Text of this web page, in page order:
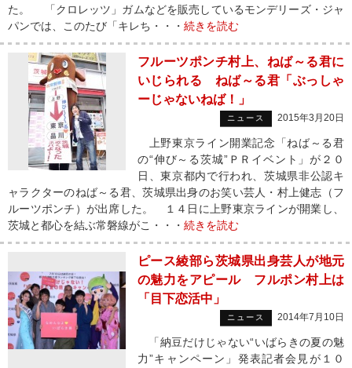
た。 「クロレッツ」ガムなどを販売しているモンデリーズ・ジャ
パンでは、このたび「キレち・・・ 続きを読む
フルーツポンチ村上、ねば～る君に
いじられる ねば～る君「ぶっしゃ
ーじゃないねば！」
ニュース 2015年3月20日
上野東京ライン開業記念「ねば～る君
の“伸び～る茨城”ＰＲイベント」が２０
日、東京都内で行われ、茨城県非公認キ
ャラクターのねば～る君、茨城県出身のお笑い芸人・村上健志（フ
ルーツポンチ）が出席した。 １４日に上野東京ラインが開業し、
茨城と都心を結ぶ常磐線がこ・・・ 続きを読む
ピース綾部ら茨城県出身芸人が地元
の魅力をアピール フルポン村上は
「目下恋活中」
ニュース 2014年7月10日
「納豆だけじゃない“いばらきの夏の魅
力”キャンペーン」発表記者会見が１０